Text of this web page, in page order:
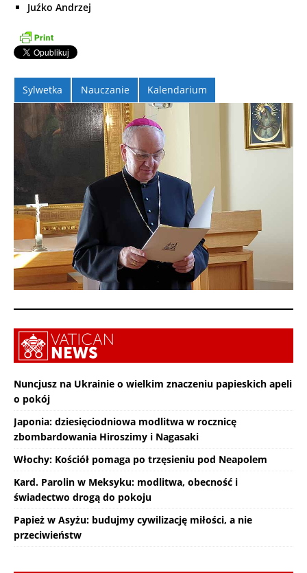
Juźko Andrzej
Sylwetka Nauczanie Kalendarium
Nuncjusz na Ukrainie o wielkim znaczeniu papieskich apeli
o pokój
Japonia: dziesięciodniowa modlitwa w rocznicę
zbombardowania Hiroszimy i Nagasaki
Włochy: Kościół pomaga po trzęsieniu pod Neapolem
Kard. Parolin w Meksyku: modlitwa, obecność i
świadectwo drogą do pokoju
Papież w Asyżu: budujmy cywilizację miłości, a nie
przeciwieństw